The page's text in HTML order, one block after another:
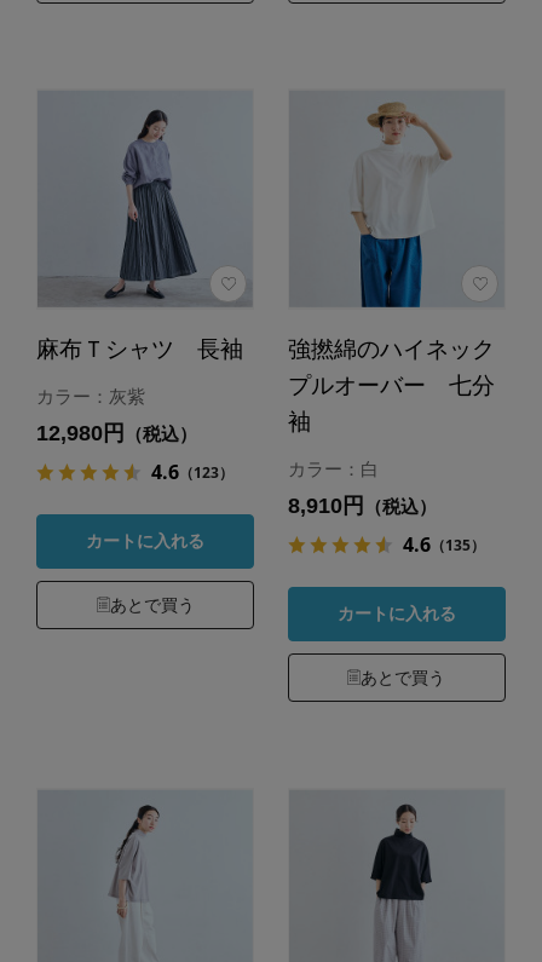
麻布Ｔシャツ 長袖
カラー：灰紫
12,980円 （税込）
4.6（123）
カートに入れる
あとで買う
強撚綿のハイネック
プルオーバー 七分
袖
カラー：白
8,910円 （税込）
4.6（135）
カートに入れる
あとで買う